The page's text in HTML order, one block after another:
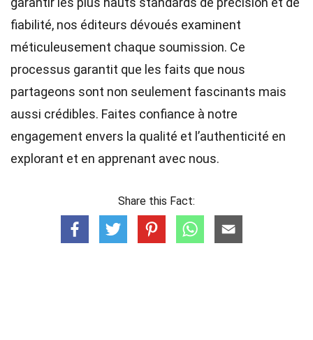
fiabilité, nos éditeurs dévoués examinent
méticuleusement chaque soumission. Ce
processus garantit que les faits que nous
partageons sont non seulement fascinants mais
aussi crédibles. Faites confiance à notre
engagement envers la qualité et l’authenticité en
explorant et en apprenant avec nous.
Share this Fact: